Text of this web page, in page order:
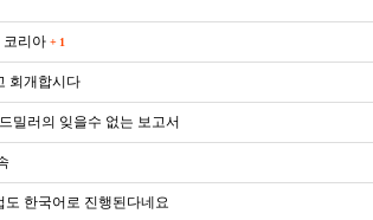
코리아 + 1
회개합시다
밀러의 잊을수 없는 보고서
한국어로 진행된다네요